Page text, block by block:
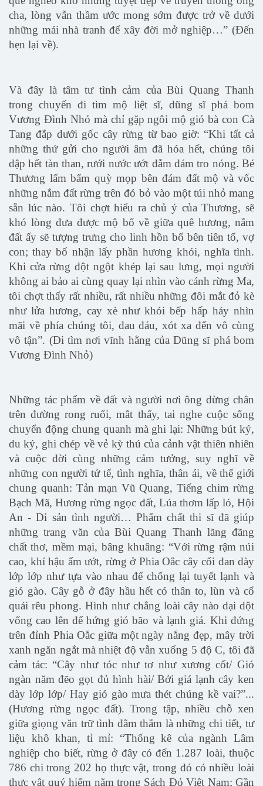
cha, lòng vẫn thầm ước mong sớm được trở về dưới
những mái nhà tranh để xây đời mở nghiệp…” (Đến
hẹn lại về).
Và đây là tâm tư tình cảm của Bùi Quang Thanh
trong chuyến đi tìm mộ liệt sĩ, dũng sĩ phá bom
Vương Đình Nhỏ mà chỉ gặp ngôi mộ gió bà con Cà
Tang đắp dưới gốc cây rừng từ bao giờ: “Khi tất cả
những thứ gửi cho người âm đã hóa hết, chúng tôi
dập hết tàn than, rưới nước ướt đẫm đám tro nóng. Bé
Thương lẩm bẩm quỳ mọp bên đám đất mộ và vốc
những nắm đất rừng trên đó bỏ vào một túi nhỏ mang
sẵn lúc nào. Tôi chợt hiểu ra chủ ý của Thương, sẽ
khó lòng đưa được mộ bố về giữa quê hương, nắm
đất ấy sẽ tượng trưng cho linh hồn bố bên tiên tổ, vợ
con; thay bố nhận lấy phần hương khói, nghĩa tình.
Khi cửa rừng đột ngột khép lại sau lưng, mọi người
không ai bảo ai cùng quay lại nhìn vào cánh rừng Ma,
tôi chợt thấy rất nhiều, rất nhiều những đôi mắt đỏ kè
như lửa hương, cay xè như khói bếp hấp háy nhìn
mãi về phía chúng tôi, đau đáu, xót xa đến vô cùng
vô tận”. (Đi tìm nơi vĩnh hằng của Dũng sĩ phá bom
Vương Đình Nhỏ)
Những tác phẩm về đất và người nơi ông dừng chân
trên đường rong ruổi, mắt thấy, tai nghe cuộc sống
chuyển động chung quanh mà ghi lại: Những bút ký,
du ký, ghi chép về vẻ kỳ thú của cảnh vật thiên nhiên
và cuộc đời cùng những cảm tưởng, suy nghĩ về
những con người tử tế, tình nghĩa, thân ái, về thế giới
chung quanh: Tản mạn Vũ Quang, Tiếng chim rừng
Bạch Mã, Hương rừng ngọc đất, Lúa thơm lấp ló, Hội
An - Di sản tình người… Phẩm chất thi sĩ đã giúp
những trang văn của Bùi Quang Thanh lãng đãng
chất thơ, mềm mại, bâng khuâng: “Với rừng rậm núi
cao, khí hậu ẩm ướt, rừng ở Phia Oắc cây cối đan dày
lớp lớp như tựa vào nhau để chống lại tuyết lạnh và
gió gào. Cây gỗ ở đây hầu hết có thân to, lùn và cổ
quái rêu phong. Hình như chẳng loài cây nào dại dột
vống cao lên để hứng gió bão và lạnh giá. Khi đứng
trên đỉnh Phia Oắc giữa một ngày nắng đẹp, mây trời
xanh ngăn ngắt mà nhiệt độ vẫn xuống 5 độ C, tôi đã
cảm tác: “Cây như tóc như tơ như xương cốt/ Gió
ngàn năm đẽo gọt đủ hình hài/ Bởi giá lạnh cây ken
dày lớp lớp/ Hay gió gào mưa thét chúng kề vai?”...
(Hương rừng ngọc đất). Trong tập, nhiều chỗ xen
giữa giọng văn trữ tình đằm thắm là những chi tiết, tư
liệu khô khan, tỉ mỉ: “Thống kê của ngành Lâm
nghiệp cho biết, rừng ở đây có đến 1.287 loài, thuộc
786 chi trong 202 họ thực vật, trong đó có nhiều loài
thực vật quý hiếm nằm trong Sách Đỏ Việt Nam; Gần